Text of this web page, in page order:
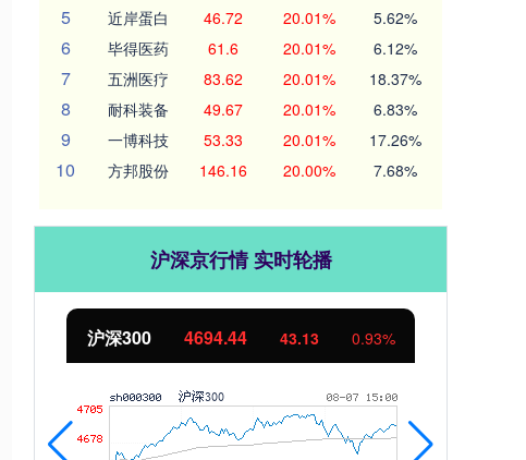
5 近岸蛋白 46.72 20.01% 5.62%
6 毕得医药 61.6 20.01% 6.12%
7 五洲医疗 83.62 20.01% 18.37%
8 耐科装备 49.67 20.01% 6.83%
9 一博科技 53.33 20.01% 17.26%
10 方邦股份 146.16 20.00% 7.68%
沪深京行情 实时轮播
沪深300 4694.44 43.13 0.93%